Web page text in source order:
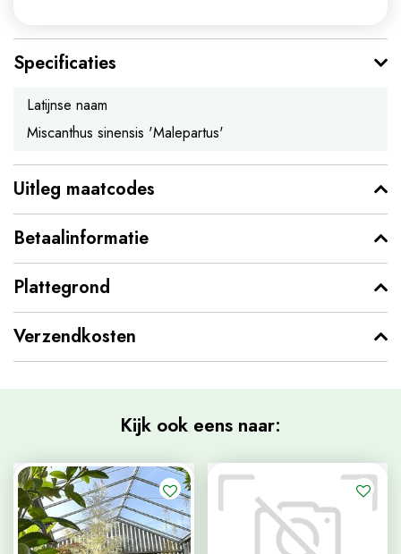
Specificaties
Latijnse naam
Miscanthus sinensis 'Malepartus'
Uitleg maatcodes
Betaalinformatie
Plattegrond
Verzendkosten
Kijk ook eens naar: